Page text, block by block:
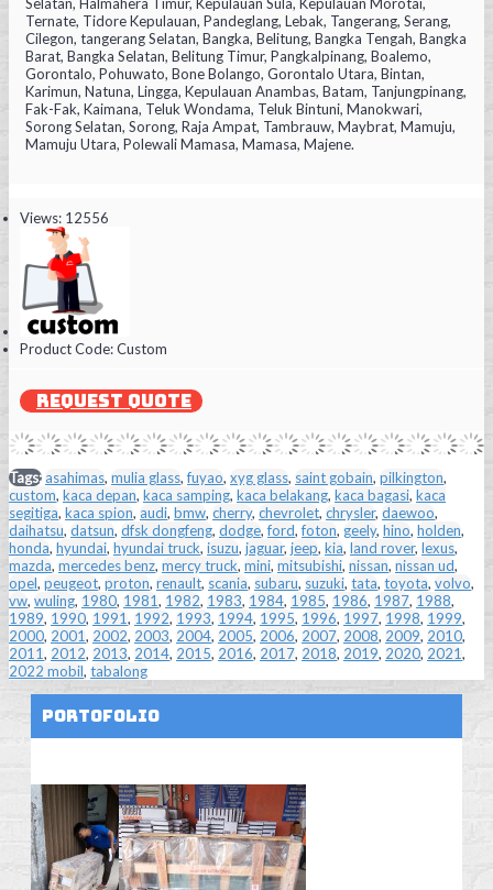
Ternate, Tidore Kepulauan, Pandeglang, Lebak, Tangerang, Serang,
Cilegon, tangerang Selatan, Bangka, Belitung, Bangka Tengah, Bangka
Barat, Bangka Selatan, Belitung Timur, Pangkalpinang, Boalemo,
Gorontalo, Pohuwato, Bone Bolango, Gorontalo Utara, Bintan,
Karimun, Natuna, Lingga, Kepulauan Anambas, Batam, Tanjungpinang,
Fak-Fak, Kaimana, Teluk Wondama, Teluk Bintuni, Manokwari,
Sorong Selatan, Sorong, Raja Ampat, Tambrauw, Maybrat, Mamuju,
Mamuju Utara, Polewali Mamasa, Mamasa, Majene.
Views: 12556
Product Code:Custom
REQUEST QUOTE
Tags:asahimas, mulia glass,fuyao, xyg glass, saint gobain, pilkington,
custom, kaca depan, kaca samping, kaca belakang, kaca bagasi, kaca
segitiga, kaca spion, audi, bmw, cherry, chevrolet, chrysler, daewoo,
daihatsu, datsun, dfsk dongfeng, dodge,ford,foton, geely, hino, holden,
honda, hyundai, hyundai truck, isuzu, jaguar, jeep, kia, land rover, lexus,
mazda, mercedes benz, mercy truck, mini, mitsubishi, nissan, nissan ud,
opel, peugeot, proton, renault, scania, subaru, suzuki, tata, toyota, volvo,
vw, wuling, 1980, 1981, 1982, 1983, 1984, 1985, 1986, 1987, 1988,
1989, 1990, 1991, 1992, 1993, 1994, 1995, 1996, 1997, 1998, 1999,
2000, 2001, 2002, 2003, 2004, 2005, 2006, 2007, 2008, 2009, 2010,
2011, 2012, 2013, 2014, 2015, 2016, 2017, 2018, 2019, 2020, 2021,
2022 mobil, tabalong
Portofolio